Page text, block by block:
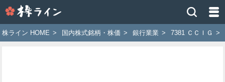
イ
ン
株ライン HOME > 国内株式銘柄・株価 > 銀行業業 > 7381 ＣＣＩＧ >